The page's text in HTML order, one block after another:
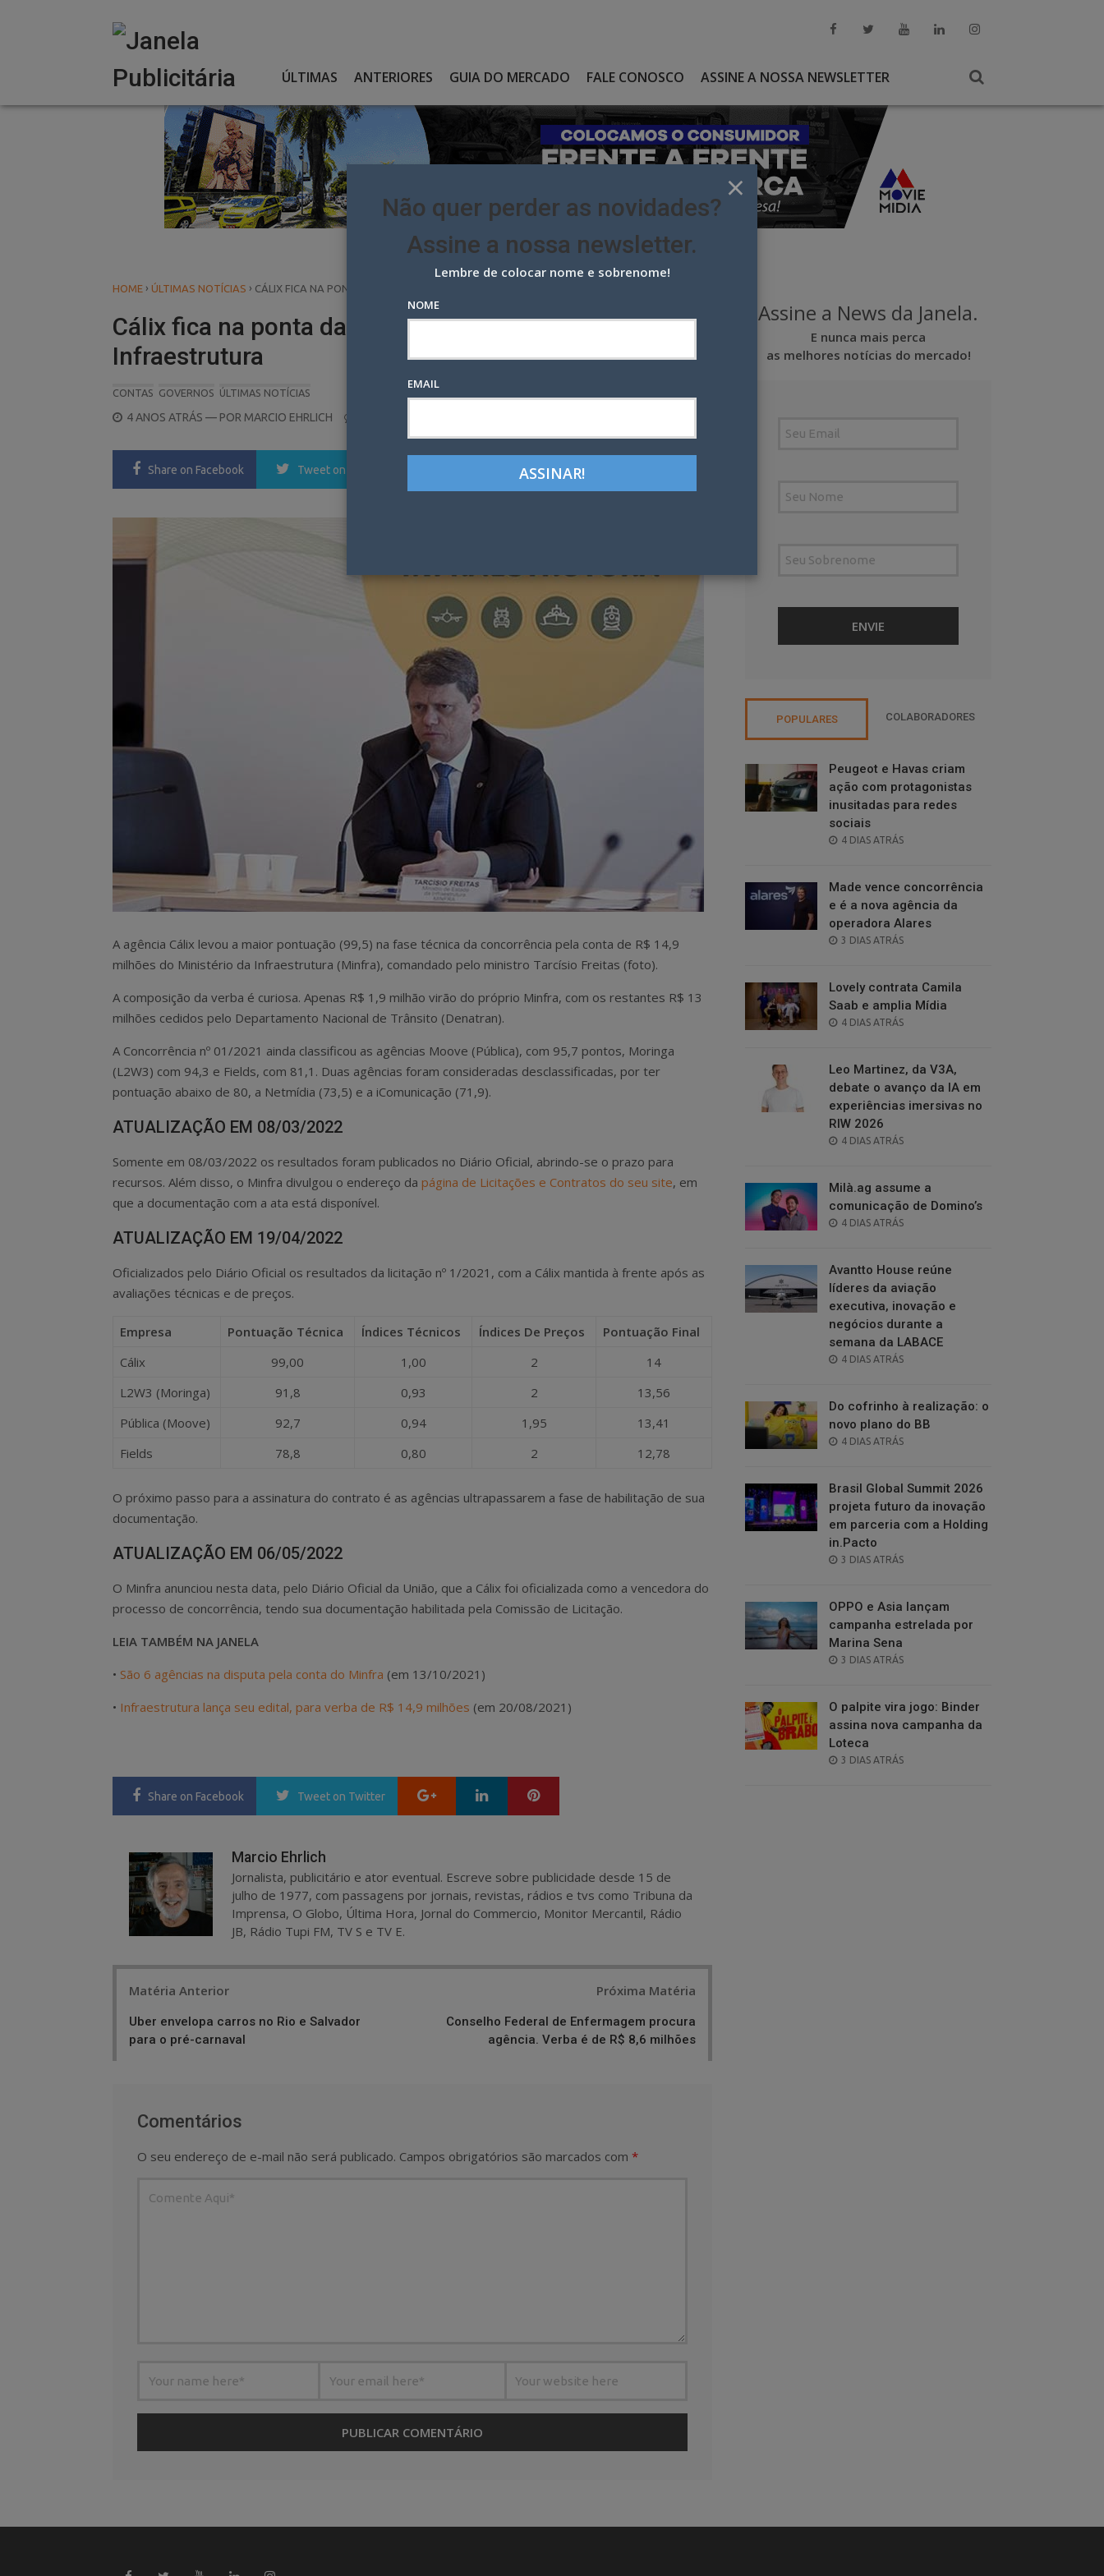
ÚLTIMAS ANTERIORES GUIA DO MERCADO FALE CONOSCO ASSINE A NOSSA NEWSLETTER
HOME › ÚLTIMAS NOTÍCIAS › CÁLIX FICA NA PONTA DA DISPUTA DO MINISTÉRIO DA INFRAESTRUTURA
Cálix fica na ponta da disputa do Ministério da
Infraestrutura
CONTAS GOVERNOS ÚLTIMAS NOTÍCIAS
POSTED
4 ANOS ATRÁS — POR MARCIO EHRLICH
Share on Facebook Tweet on Twitter LinkedIn Pinterest
A agência Cálix levou a maior pontuação (99,5) na fase técnica da concorrência pela conta de R$ 14,9
milhões do Ministério da Infraestrutura (Minfra), comandado pelo ministro Tarcísio Freitas (foto).
A composição da verba é curiosa. Apenas R$ 1,9 milhão virão do próprio Minfra, com os restantes R$ 13
milhões cedidos pelo Departamento Nacional de Trânsito (Denatran).
A Concorrência nº 01/2021 ainda classificou as agências Moove (Pública), com 95,7 pontos, Moringa
(L2W3) com 94,3 e Fields, com 81,1. Duas agências foram consideradas desclassificadas, por ter
pontuação abaixo de 80, a Netmídia (73,5) e a iComunicação (71,9).
ATUALIZAÇÃO EM 08/03/2022
Somente em 08/03/2022 os resultados foram publicados no Diário Oficial, abrindo-se o prazo para
recursos. Além disso, o Minfra divulgou o endereço da página de Licitações e Contratos do seu site, em
que a documentação com a ata está disponível.
ATUALIZAÇÃO EM 19/04/2022
Oficializados pelo Diário Oficial os resultados da licitação nº 1/2021, com a Cálix mantida à frente após as
avaliações técnicas e de preços.
Empresa Pontuação Técnica Índices Técnicos Índices De Preços
Pontuação Final
Cálix
99,00 1,00 2
14
L2W3 (Moringa)
91,8 0,93 2
13,56
Pública (Moove)
92,7 0,94 1,95
13,41
Fields
78,8 0,80 2 12,78
O próximo passo para a assinatura do contrato é as agências ultrapassarem a fase de habilitação de sua
documentação.
ATUALIZAÇÃO EM 06/05/2022
O Minfra anunciou nesta data, pelo Diário Oficial da União, que a Cálix foi oficializada como a vencedora do
processo de concorrência, tendo sua documentação habilitada pela Comissão de Licitação.
LEIA TAMBÉM NA JANELA
• São 6 agências na disputa pela conta do Minfra (em 13/10/2021)
• Infraestrutura lança seu edital, para verba de R$ 14,9 milhões (em 20/08/2021)
Share on Facebook Tweet on Twitter Google+ LinkedIn
Marcio Ehrlich
Jornalista, publicitário e ator eventual. Escreve sobre publicidade desde 15 de
julho de 1977, com passagens por jornais, revistas, rádios e tvs como Tribuna da
Imprensa, O Globo, Última Hora, Jornal do Commercio, Monitor Mercantil, Rádio
JB, Rádio Tupi FM, TV S e TV E.
Matéria Anterior
Uber envelopa carros no Rio e Salvador
para o pré-carnaval
Próxima Matéria
Conselho Federal de Enfermagem procura
agência. Verba é de R$ 8,6 milhões
Comentários
O seu endereço de e-mail não será publicado. Campos obrigatórios são marcados com *
Assine a News da Janela.
E nunca mais perca
as melhores notícias do mercado!
POPULARES COLABORADORES
Peugeot e Havas criam
ação com protagonistas
inusitadas para redes
sociais
POSTED
4 DIAS ATRÁS
Made vence concorrência
e é a nova agência da
operadora Alares
POSTED
3 DIAS ATRÁS
Lovely contrata Camila
Saab e amplia Mídia
POSTED
4 DIAS ATRÁS
Leo Martinez, da V3A,
debate o avanço da IA em
experiências imersivas no
RIW 2026
POSTED
4 DIAS ATRÁS
Milà.ag assume a
comunicação de Domino’s
POSTED
4 DIAS ATRÁS
Avantto House reúne
líderes da aviação
executiva, inovação e
negócios durante a
semana da LABACE
POSTED
4 DIAS ATRÁS
Do cofrinho à realização: o
novo plano do BB
POSTED
4 DIAS ATRÁS
Brasil Global Summit 2026
projeta futuro da inovação
em parceria com a Holding
in.Pacto
POSTED
3 DIAS ATRÁS
OPPO e Asia lançam
campanha estrelada por
Marina Sena
POSTED
3 DIAS ATRÁS
O palpite vira jogo: Binder
assina nova campanha da
Loteca
POSTED
3 DIAS ATRÁS
×
Não quer perder as novidades?
Assine a nossa newsletter.
Lembre de colocar nome e sobrenome!
NOME
EMAIL